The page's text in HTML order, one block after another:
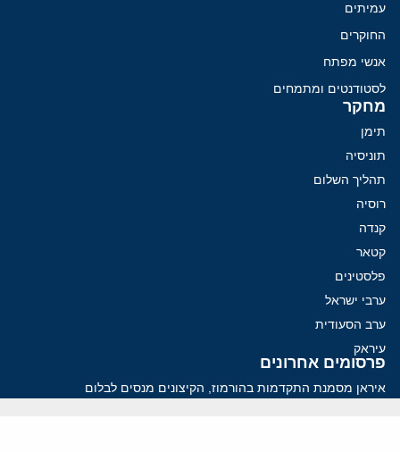
עמיתים
החוקרים
אנשי מפתח
לסטודנטים ומתמחים
מחקר
תימן
תוניסיה
תהליך השלום
רוסיה
קנדה
קטאר
פלסטינים
ערבי ישראל
ערב הסעודית
עיראק
פרסומים אחרונים
איראן מסמנת התקדמות בהורמוז, הקיצונים מנסים לבלום